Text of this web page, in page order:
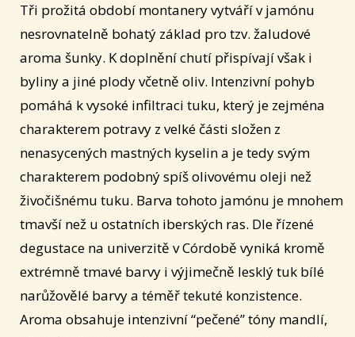
Tři prožitá období montanery vytváří v jamónu
nesrovnatelně bohatý základ pro tzv. žaludové
aroma šunky. K doplnění chutí přispívají však i
byliny a jiné plody včetně oliv. Intenzivní pohyb
pomáhá k vysoké infiltraci tuku, který je zejména
charakterem potravy z velké části složen z
nenasycených mastných kyselin a je tedy svým
charakterem podobný spíš olivovému oleji než
živočišnému tuku. Barva tohoto jamónu je mnohem
tmavší než u ostatních iberských ras. Dle řízené
degustace na univerzitě v Córdobě vyniká kromě
extrémně tmavé barvy i výjimečně lesklý tuk bílé
narůžovělé barvy a téměř tekuté konzistence.
Aroma obsahuje intenzivní “pečené” tóny mandlí,